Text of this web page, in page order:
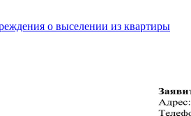
о выселении из квартиры